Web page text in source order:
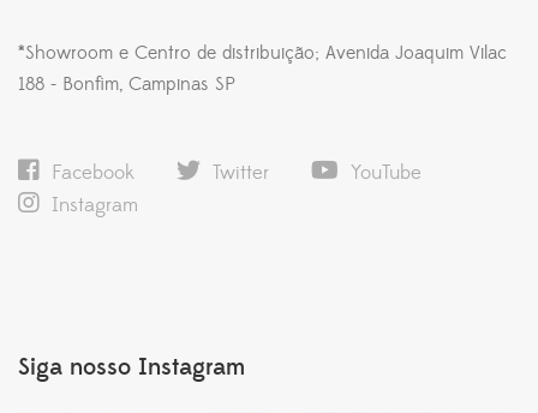
*Showroom e Centro de distribuição; Avenida Joaquim Vilac
188 - Bonfim, Campinas SP
Facebook Twitter
YouTube
Instagram
Siga nosso Instagram